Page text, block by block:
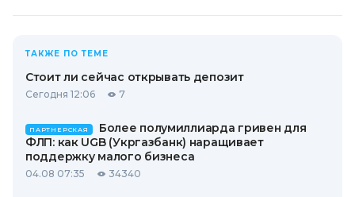
ТАКЖЕ ПО ТЕМЕ
Стоит ли сейчас открывать депозит
Сегодня 12:06 7
ПАРТНЕРСКАЯ
Более полумиллиарда гривен для
ФЛП: как UGB (Укргазбанк) наращивает
поддержку малого бизнеса
04.08 07:35 34340